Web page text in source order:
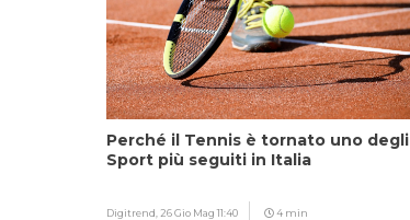
Perché il Tennis è tornato uno degli
Sport più seguiti in Italia
Digitrend, 26 Gio Mag 11:40 4 min